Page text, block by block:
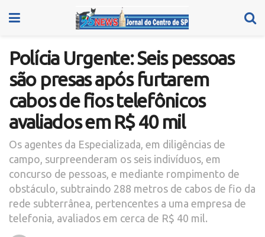
Polícia Urgente: Seis pessoas
são presas após furtarem
cabos de fios telefônicos
avaliados em R$ 40 mil
Os agentes da Especializada, em diligências de
campo, surpreenderam os seis indivíduos, em
concurso de pessoas, e mediante rompimento de
obstáculo, subtraindo 288 metros de cabos de fio da
rede subterrânea, pertencentes a uma empresa de
telefonia, avaliados em cerca de R$ 40 mil.